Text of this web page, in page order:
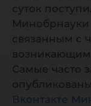
суток
Минобрнауки
связанным с
возникающим
Самые часто
Вконтакте